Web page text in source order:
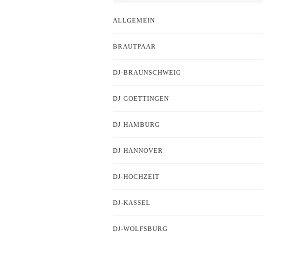
ALLGEMEIN
BRAUTPAAR
DJ-BRAUNSCHWEIG
DJ-GOETTINGEN
DJ-HAMBURG
DJ-HANNOVER
DJ-HOCHZEIT
DJ-KASSEL
DJ-WOLFSBURG